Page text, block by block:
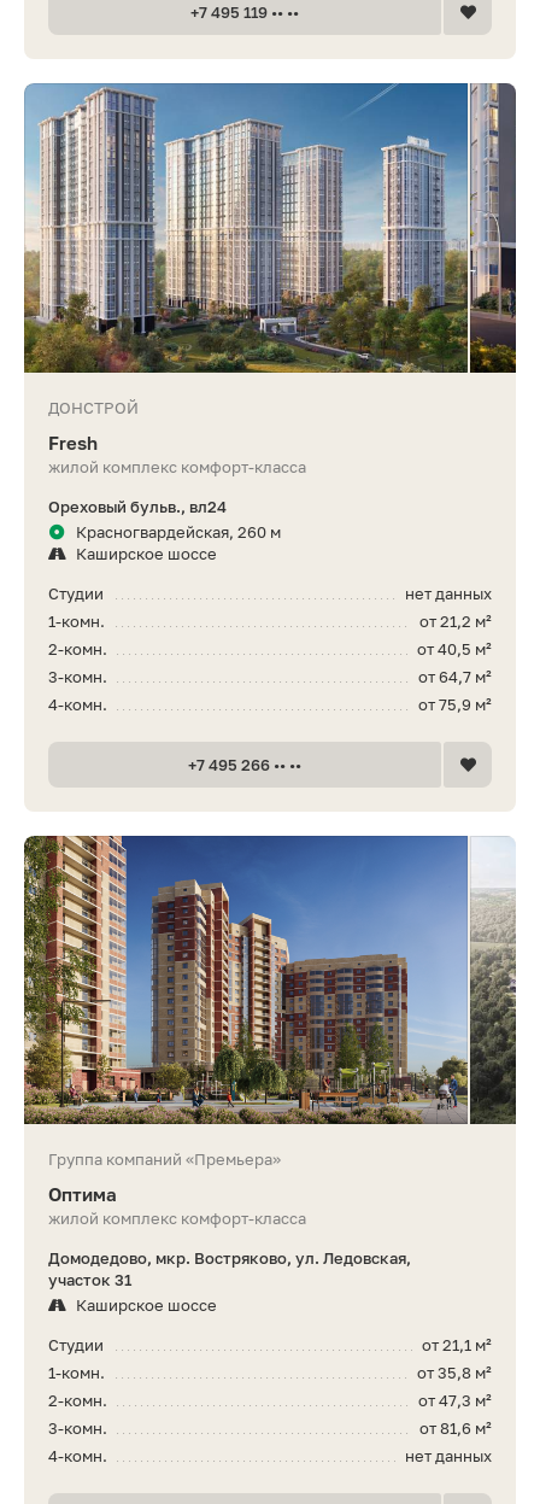
+7 495 119 •• ••
ДОНСТРОЙ
Fresh
жилой комплекс комфорт-класса
Ореховый бульв., вл24
Красногвардейская, 260 м
Каширское шоссе
нет данных
Студии
от 21,2 м²
1-комн.
от 40,5 м²
2-комн.
от 64,7 м²
3-комн.
от 75,9 м²
4-комн.
+7 495 266 •• ••
Группа компаний «Премьера»
Оптима
жилой комплекс комфорт-класса
Домодедово, мкр. Востряково, ул. Ледовская,
участок 31
Каширское шоссе
от 21,1 м²
Студии
от 35,8 м²
1-комн.
от 47,3 м²
2-комн.
от 81,6 м²
3-комн.
нет данных
4-комн.